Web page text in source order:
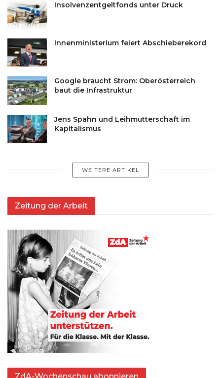
Insolvenzentgeltfonds unter Druck
Innenministerium feiert Abschieberekord
Google braucht Strom: Oberösterreich
baut die Infrastruktur
Jens Spahn und Leihmutterschaft im
Kapitalismus
WEITERE ARTIKEL
Zeitung der Arbeit